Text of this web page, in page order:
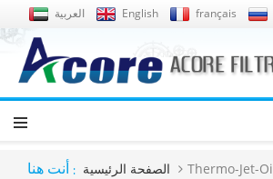
العربية English français
أنت هنا : الصفحة الرئيسية Thermo-Jet-